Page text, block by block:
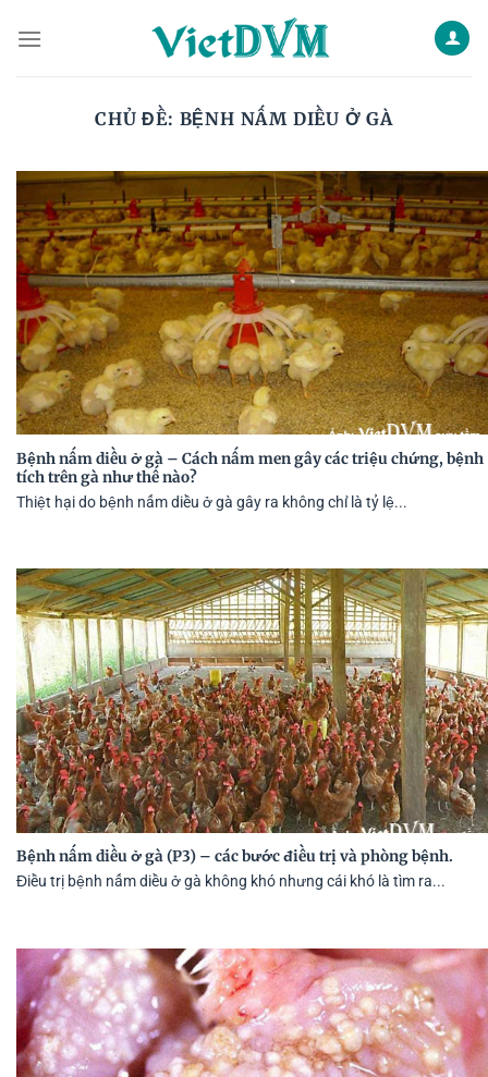
CHỦ ĐỀ: BỆNH NẤM DIỀU Ở GÀ
Bệnh nấm diều ở gà – Cách nấm men gây các triệu chứng, bệnh
tích trên gà như thế nào?
Thiệt hại do bệnh nấm diều ở gà gây ra không chỉ là tỷ lệ...
Bệnh nấm diều ở gà (P3) – các bước điều trị và phòng bệnh.
Điều trị bệnh nấm diều ở gà không khó nhưng cái khó là tìm ra...